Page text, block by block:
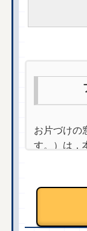
お片づけの
す。）は，
おける，
て，以下の
下，「本
す。